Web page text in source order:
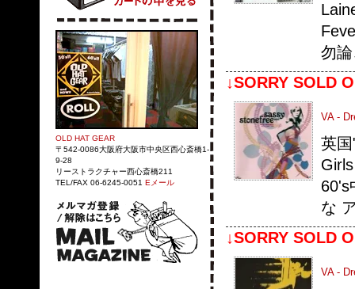
OLD HAT GEAR
〒542-0086大阪府大阪市中央区西心斎橋1-
9-28
リーストラクチャー西心斎橋211
TEL/FAX 06-6245-0051 Eメール
勿
↓SORRY SOLD
VA -
英
60's
な
↓SORRY SOLD
VA -